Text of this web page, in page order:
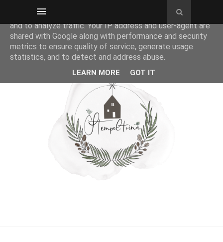
This site uses cookies from Google to deliver its services
and to analyze traffic. Your IP address and user-agent are
shared with Google along with performance and security
metrics to ensure quality of service, generate usage
statistics, and to detect and address abuse.
LEARN MORE GOT IT